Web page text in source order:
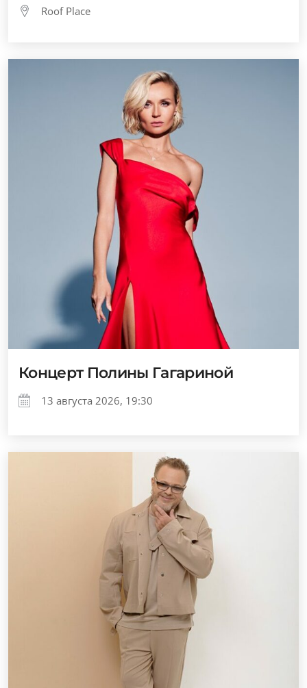
Roof Place
Концерт Полины Гагариной
13 августа 2026, 19:30